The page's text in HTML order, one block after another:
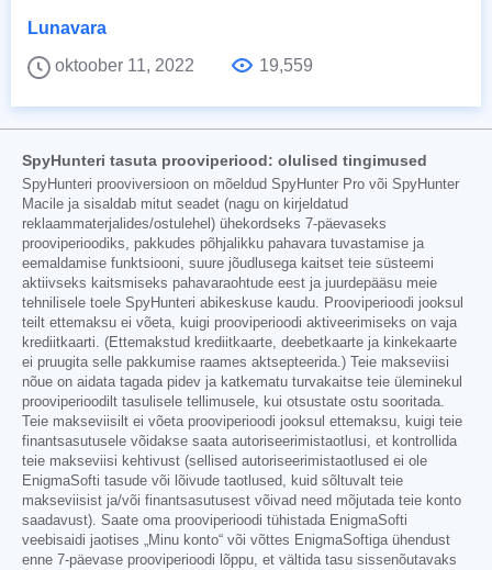
Lunavara
oktoober 11, 2022
19,559
SpyHunteri tasuta prooviperiood: olulised tingimused
SpyHunteri prooviversioon on mõeldud SpyHunter Pro või SpyHunter
Macile ja sisaldab mitut seadet (nagu on kirjeldatud
reklaammaterjalides/ostulehel) ühekordseks 7-päevaseks
prooviperioodiks, pakkudes põhjalikku pahavara tuvastamise ja
eemaldamise funktsiooni, suure jõudlusega kaitset teie süsteemi
aktiivseks kaitsmiseks pahavaraohtude eest ja juurdepääsu meie
tehnilisele toele SpyHunteri abikeskuse kaudu. Prooviperioodi jooksul
teilt ettemaksu ei võeta, kuigi prooviperioodi aktiveerimiseks on vaja
krediitkaarti. (Ettemakstud krediitkaarte, deebetkaarte ja kinkekaarte
ei pruugita selle pakkumise raames aktsepteerida.) Teie makseviisi
nõue on aidata tagada pidev ja katkematu turvakaitse teie üleminekul
prooviperioodilt tasulisele tellimusele, kui otsustate ostu sooritada.
Teie makseviisilt ei võeta prooviperioodi jooksul ettemaksu, kuigi teie
finantsasutusele võidakse saata autoriseerimistaotlusi, et kontrollida
teie makseviisi kehtivust (sellised autoriseerimistaotlused ei ole
EnigmaSofti tasude või lõivude taotlused, kuid sõltuvalt teie
makseviisist ja/või finantsasutusest võivad need mõjutada teie konto
saadavust). Saate oma prooviperioodi tühistada EnigmaSofti
veebisaidi jaotises „Minu konto“ või võttes EnigmaSoftiga ühendust
enne 7-päevase prooviperioodi lõppu, et vältida tasu sissenõutavaks